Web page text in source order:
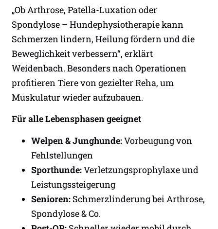
„Ob Arthrose, Patella-Luxation oder
Spondylose – Hundephysiotherapie kann
Schmerzen lindern, Heilung fördern und die
Beweglichkeit verbessern“, erklärt
Weidenbach. Besonders nach Operationen
profitieren Tiere von gezielter Reha, um
Muskulatur wieder aufzubauen.
Für alle Lebensphasen geeignet
Welpen & Junghunde:Vorbeugung von
Fehlstellungen
Sporthunde:Verletzungsprophylaxe und
Leistungssteigerung
Senioren: Schmerzlinderung bei Arthrose,
Spondylose & Co.